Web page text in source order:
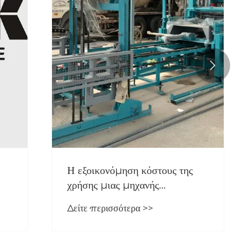
Η εξοικονόμηση κόστους της
χρήσης μιας μηχανής
έργα
Δείτε περισσότερα >>
